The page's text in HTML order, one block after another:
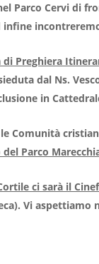
Parco Cervi di
di Preghiera
dal Ns.
in
Comunità
del Parco
ci sarà il
Vi aspettiamo